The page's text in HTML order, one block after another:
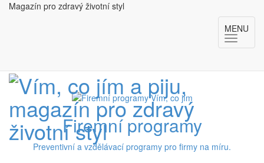
Magazín pro zdravý životní styl
MENU
Firemní programy
Preventivní a vzdělávací programy pro firmy na míru.